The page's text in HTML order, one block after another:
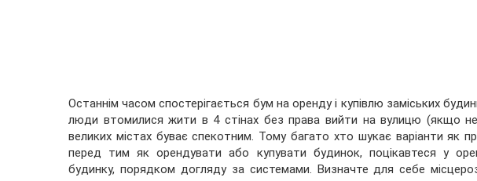
Останнім часом спостерігається бум на оренду і купівлю заміських
люди втомилися жити в 4 стінах без права вийти на вулицю (якщо
великих містах буває спекотним. Тому багато хто шукає варіанти як
перед тим як орендувати або купувати будинок, поцікавтеся у
будинку, порядком догляду за системами. Визначте для себе